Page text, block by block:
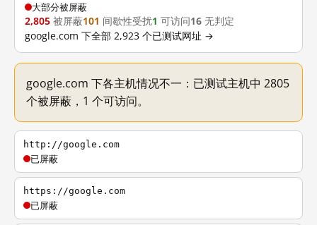
大部分被屏蔽
2,805 被屏蔽101 间歇性受扰1 可访问16 无判定
google.com 下全部 2,923 个已测试网址 →
google.com 下各主机情况不一：已测试主机中 2805
个被屏蔽，1 个可访问。
http://google.com
已屏蔽
https://google.com
已屏蔽